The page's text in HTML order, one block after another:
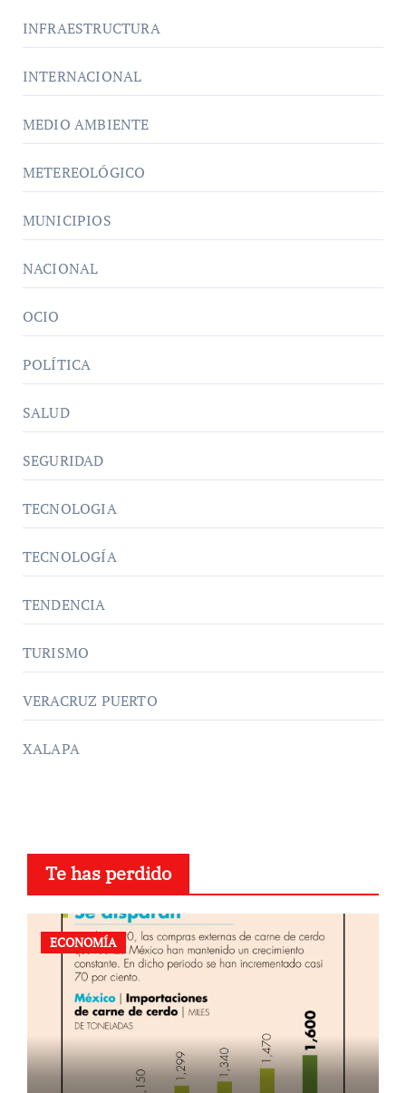
INFRAESTRUCTURA
INTERNACIONAL
MEDIO AMBIENTE
METEREOLÓGICO
MUNICIPIOS
NACIONAL
OCIO
POLÍTICA
SALUD
SEGURIDAD
TECNOLOGIA
TECNOLOGÍA
TENDENCIA
TURISMO
VERACRUZ PUERTO
XALAPA
Te has perdido
ECONOMÍA